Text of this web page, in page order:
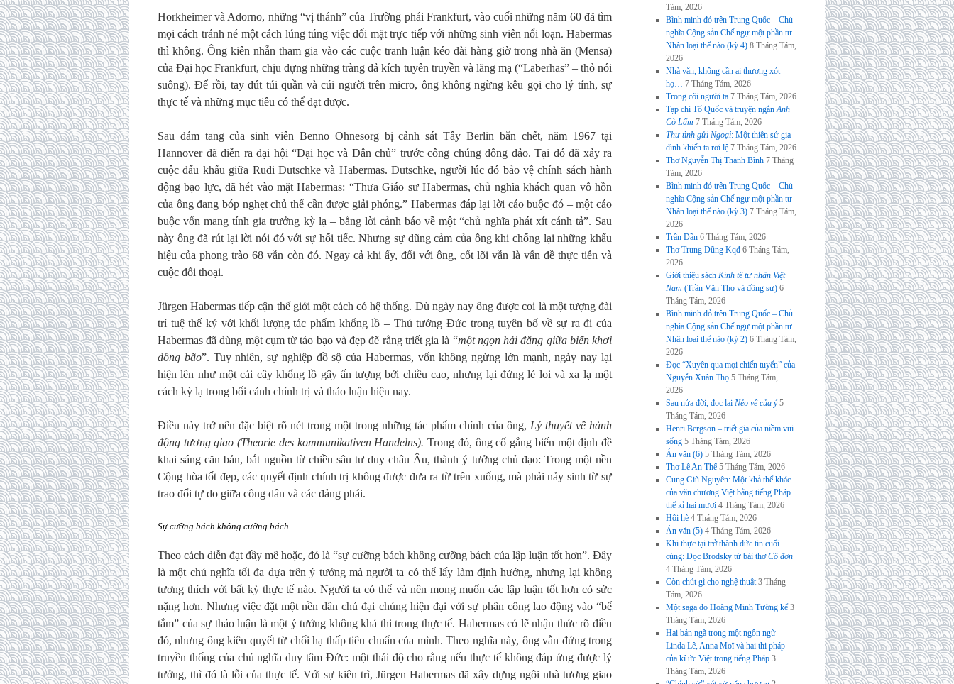
Horkheimer và Adorno, những “vị thánh” của Trường phái Frankfurt, vào cuối những năm 60 đã tìm
mọi cách tránh né một cách lúng túng việc đối mặt trực tiếp với những sinh viên nổi loạn. Habermas
thì không. Ông kiên nhẫn tham gia vào các cuộc tranh luận kéo dài hàng giờ trong nhà ăn (Mensa)
của Đại học Frankfurt, chịu đựng những tràng đả kích tuyên truyền và lăng mạ (“Laberhas” – thỏ nói
suông). Để rồi, tay đút túi quần và cúi người trên micro, ông không ngừng kêu gọi cho lý tính, sự
thực tế và những mục tiêu có thể đạt được.
Sau đám tang của sinh viên Benno Ohnesorg bị cảnh sát Tây Berlin bắn chết, năm 1967 tại
Hannover đã diễn ra đại hội “Đại học và Dân chủ” trước công chúng đông đảo. Tại đó đã xảy ra
cuộc đấu khẩu giữa Rudi Dutschke và Habermas. Dutschke, người lúc đó bảo vệ chính sách hành
động bạo lực, đã hét vào mặt Habermas: “Thưa Giáo sư Habermas, chủ nghĩa khách quan vô hồn
của ông đang bóp nghẹt chủ thể cần được giải phóng.” Habermas đáp lại lời cáo buộc đó – một cáo
buộc vốn mang tính gia trưởng kỳ lạ – bằng lời cảnh báo về một “chủ nghĩa phát xít cánh tả”. Sau
này ông đã rút lại lời nói đó với sự hối tiếc. Nhưng sự dũng cảm của ông khi chống lại những khẩu
hiệu của phong trào 68 vẫn còn đó. Ngay cả khi ấy, đối với ông, cốt lõi vẫn là vấn đề thực tiễn và
cuộc đối thoại.
Jürgen Habermas tiếp cận thế giới một cách có hệ thống. Dù ngày nay ông được coi là một tượng đài
trí tuệ thế kỷ với khối lượng tác phẩm khổng lồ – Thủ tướng Đức trong tuyên bố về sự ra đi của
Habermas đã dùng một cụm từ táo bạo và đẹp đẽ rằng triết gia là “một ngọn hải đăng giữa biển khơi
dông bão”. Tuy nhiên, sự nghiệp đồ sộ của Habermas, vốn không ngừng lớn mạnh, ngày nay lại
hiện lên như một cái cây khổng lồ gây ấn tượng bởi chiều cao, nhưng lại đứng lẻ loi và xa lạ một
cách kỳ lạ trong bối cảnh chính trị và thảo luận hiện nay.
Điều này trở nên đặc biệt rõ nét trong một trong những tác phẩm chính của ông, Lý thuyết về hành
động tương giao (Theorie des kommunikativen Handelns). Trong đó, ông cố gắng biến một định đề
khai sáng căn bản, bắt nguồn từ chiều sâu tư duy châu Âu, thành ý tưởng chủ đạo: Trong một nền
Cộng hòa tốt đẹp, các quyết định chính trị không được đưa ra từ trên xuống, mà phải nảy sinh từ sự
trao đổi tự do giữa công dân và các đảng phái.
Sự cưỡng bách không cưỡng bách
Theo cách diễn đạt đầy mê hoặc, đó là “sự cưỡng bách không cưỡng bách của lập luận tốt hơn”. Đây
là một chủ nghĩa tối đa dựa trên ý tưởng mà người ta có thể lấy làm định hướng, nhưng lại không
tương thích với bất kỳ thực tế nào. Người ta có thể và nên mong muốn các lập luận tốt hơn có sức
nặng hơn. Nhưng việc đặt một nền dân chủ đại chúng hiện đại với sự phân công lao động vào “bể
tắm” của sự thảo luận là một ý tưởng không khả thi trong thực tế. Habermas có lẽ nhận thức rõ điều
đó, nhưng ông kiên quyết từ chối hạ thấp tiêu chuẩn của mình. Theo nghĩa này, ông vẫn đứng trong
truyền thống của chủ nghĩa duy tâm Đức: một thái độ cho rằng nếu thực tế không đáp ứng được lý
tưởng, thì đó là lỗi của thực tế. Với sự kiên trì, Jürgen Habermas đã xây dựng ngôi nhà tương giao
Tám, 2026
Bình minh đỏ trên Trung Quốc – Chủ
nghĩa Cộng sản Chế ngự một phần tư
Nhân loại thế nào (kỳ 4) 8 Tháng Tám,
2026
Nhà văn, không cần ai thương xót
họ… 7 Tháng Tám, 2026
Trong cõi người ta 7 Tháng Tám, 2026
Tạp chí Tổ Quốc và truyện ngắnAnh
Cò Lấm 7 Tháng Tám, 2026
Thư tình gửi Ngoại: Một thiên sử gia
đình khiến ta rơi lệ 7 Tháng Tám, 2026
Thơ Nguyễn Thị Thanh Bình 7 Tháng
Tám, 2026
Bình minh đỏ trên Trung Quốc – Chủ
nghĩa Cộng sản Chế ngự một phần tư
Nhân loại thế nào (kỳ 3) 7 Tháng Tám,
2026
Trần Dần 6 Tháng Tám, 2026
Thơ Trung Dũng Kqđ 6 Tháng Tám,
2026
Giới thiệu sách Kinh tế tư nhân Việt
Nam (Trần Văn Thọ và đồng sự) 6
Tháng Tám, 2026
Bình minh đỏ trên Trung Quốc – Chủ
nghĩa Cộng sản Chế ngự một phần tư
Nhân loại thế nào (kỳ 2) 6 Tháng Tám,
2026
Đọc “Xuyên qua mọi chiến tuyến” của
Nguyễn Xuân Thọ 5 Tháng Tám,
2026
Sau nửa đời, đọc lại Nẻo về của ý 5
Tháng Tám, 2026
Henri Bergson – triết gia của niềm vui
sống 5 Tháng Tám, 2026
Án văn (6) 5 Tháng Tám, 2026
Thơ Lê An Thế 5 Tháng Tám, 2026
Cung Giũ Nguyên: Một khả thể khác
của văn chương Việt bằng tiếng Pháp
thế kỉ hai mươi 4 Tháng Tám, 2026
Hội hè 4 Tháng Tám, 2026
Án văn (5) 4 Tháng Tám, 2026
Khi thực tại trở thành đức tin cuối
cùng: Đọc Brodsky từ bài thơCô đơn
4 Tháng Tám, 2026
Còn chút gì cho nghệ thuật 3 Tháng
Tám, 2026
Một saga do Hoàng Minh Tường kể 3
Tháng Tám, 2026
Hai bản ngã trong một ngôn ngữ –
Linda Lê, Anna Moï và hai thi pháp
của kí ức Việt trong tiếng Pháp 3
Tháng Tám, 2026